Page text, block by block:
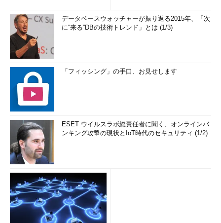
データベースウォッチャーが振り返る2015年、「次
に“来る”DBの技術トレンド」とは (1/3)
「フィッシング」の手口、お見せします
ESET ウイルスラボ総責任者に聞く、オンラインバ
ンキング攻撃の現状とIoT時代のセキュリティ (1/2)